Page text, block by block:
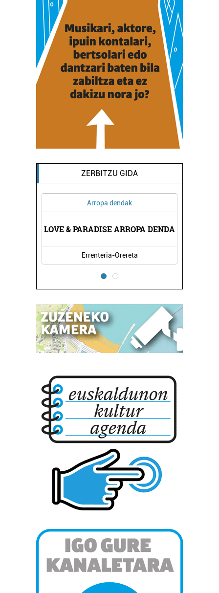
ZERBITZU GIDA
Arropa dendak
LOVE & PARADISE ARROPA DENDA
Errenteria-Orereta